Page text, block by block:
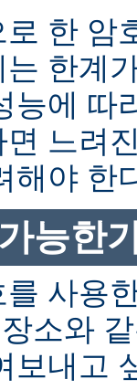
한 암
한계
능에 따
느려
해야 한
능한
사용
소와
보내고